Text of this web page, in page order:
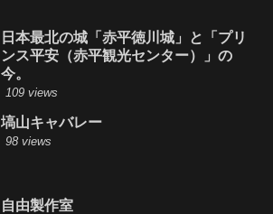
日本最北の城「赤平徳川城」と「プリ
ンス平安（赤平観光センター）」の
今。
109 views
塙山キャバレー
98 views
自由製作室